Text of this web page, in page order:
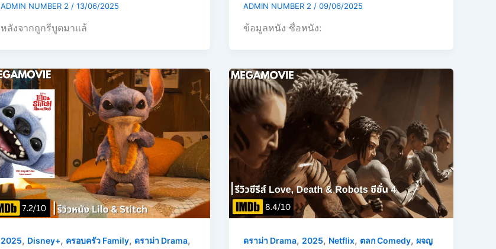
ADMIN NUMBER 2 / 13/06/2025
หลังจากถูกรีบูตมาแล้
ADMIN NUMBER 2 /09/06/2025
ข้อมูลหนัง ชื่อหนัง:
2025, Disney+, ครอบครัว Family, ดราม่า Drama, ดราม่า Drama, 2025, Netflix, ตลก Comedy, ผจญ